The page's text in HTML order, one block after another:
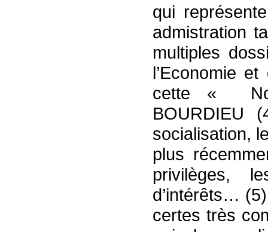
qui
admistration
multiples
l’Economie
cette «
BOURDIEU
socialisation,
plus
privilèges,
d’intérêts…
certes très